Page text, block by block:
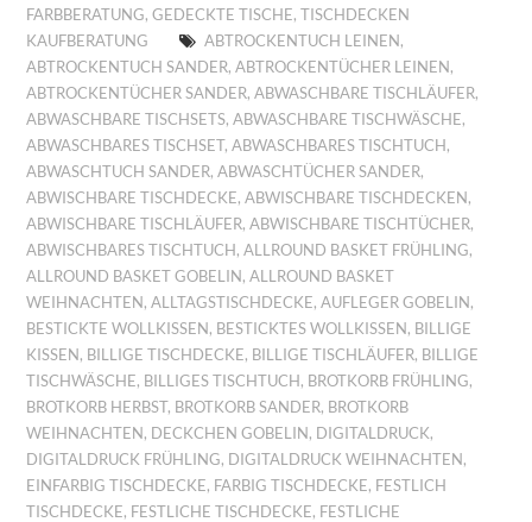
FARBBERATUNG,GEDECKTE TISCHE,TISCHDECKEN
KAUFBERATUNG
ABTROCKENTUCH LEINEN,
ABTROCKENTUCH SANDER,ABTROCKENTÜCHER LEINEN,
ABTROCKENTÜCHER SANDER,ABWASCHBARE TISCHLÄUFER,
ABWASCHBARE TISCHSETS,ABWASCHBARE TISCHWÄSCHE,
ABWASCHBARES TISCHSET,ABWASCHBARES TISCHTUCH,
ABWASCHTUCH SANDER,ABWASCHTÜCHER SANDER,
ABWISCHBARE TISCHDECKE,ABWISCHBARE TISCHDECKEN,
ABWISCHBARE TISCHLÄUFER,ABWISCHBARE TISCHTÜCHER,
ABWISCHBARES TISCHTUCH,ALLROUND BASKET FRÜHLING,
ALLROUND BASKET GOBELIN,ALLROUND BASKET
WEIHNACHTEN,ALLTAGSTISCHDECKE,AUFLEGER GOBELIN,
BESTICKTE WOLLKISSEN, BESTICKTES WOLLKISSEN, BILLIGE
KISSEN, BILLIGE TISCHDECKE, BILLIGE TISCHLÄUFER, BILLIGE
TISCHWÄSCHE, BILLIGES TISCHTUCH, BROTKORB FRÜHLING,
BROTKORB HERBST, BROTKORB SANDER, BROTKORB
WEIHNACHTEN, DECKCHEN GOBELIN, DIGITALDRUCK,
DIGITALDRUCK FRÜHLING, DIGITALDRUCK WEIHNACHTEN,
EINFARBIG TISCHDECKE, FARBIG TISCHDECKE, FESTLICH
TISCHDECKE, FESTLICHE TISCHDECKE, FESTLICHE